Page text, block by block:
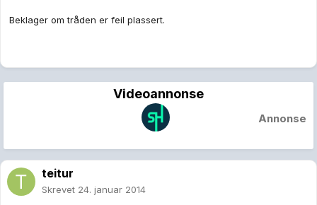
Beklager om tråden er feil plassert.
Videoannonse
Annonse
teitur
Skrevet 24. januar 2014